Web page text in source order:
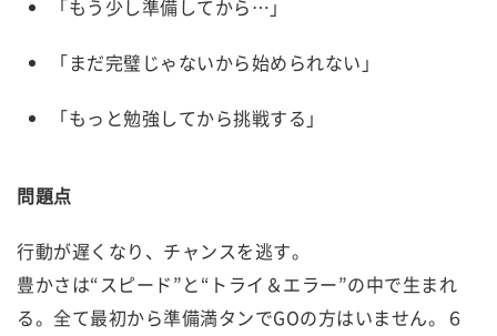
「もう少し準備してから…」
「まだ完璧じゃないから始められない」
「もっと勉強してから挑戦する」
問題点
行動が遅くなり、チャンスを逃す。
豊かさは“スピード”と“トライ＆エラー”の中で生まれ
る。全て最初から準備満タンでGOの方はいません。６